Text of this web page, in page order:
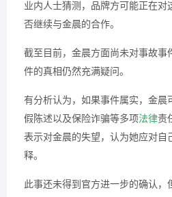
业内人士猜测，品牌方可能正在对
否继续与金晨的合作。
截至目前，金晨方面尚未对事故事
件的真相仍然充满疑问。
有分析认为，如果事件属实，金晨
假陈述以及保险诈骗等多项法律责
表示对金晨的失望，认为她应对自
释。
此事还未得到官方进一步的确认，